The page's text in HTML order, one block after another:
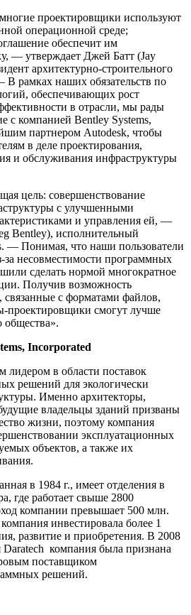
проектировщики используют
операционной среде;
обеспечит им
— утверждает Джей Батт (Jay
архитектурно-строительного
рамках наших обязательств по
обеспечивающих рост
в отрасли, мы рады
с компанией Bentley Systems,
партнером Autodesk, чтобы
в деле проектирования,
и обслуживания инфраструктуры
цель: совершенствование
с улучшенными
и управления ей, —
Bentley), исполнительный
— Понимая, что наши пользователи
за несовместимости программных
сделать нормой многократное
Получив возможность
связанные с форматами файлов,
проектировщики смогут лучше
общества».
Incorporated
лидером в области поставок
решений для экологически
Именно архитекторы,
владельцы зданий призваны
жизни, поэтому компания
эксплуатационных
объектов, а также их
в 1984 г., имеет отделения в
где работает свыше 2800
компании превышает 500 млн.
инвестировала более 1
развитие и приобретения. В 2008
Daratech компания была признана
поставщиком
решений.